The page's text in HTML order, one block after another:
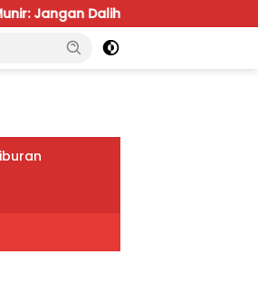
Anggaran, Water Meter Harus